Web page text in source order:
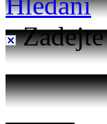
Zadejte